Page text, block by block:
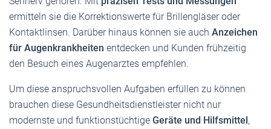
ermitteln sie die Korrektionswerte für Brillengläser oder
Kontaktlinsen. Darüber hinaus können sie auch Anzeichen
für Augenkrankheiten entdecken und Kunden frühzeitig
den Besuch eines Augenarztes empfehlen.
Um diese anspruchsvollen Aufgaben erfüllen zu können
brauchen diese Gesundheitsdienstleister nicht nur
modernste und funktionstüchtige Geräte und Hilfsmittel,